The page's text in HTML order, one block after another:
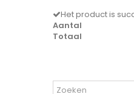
Het product is
Aantal
Totaal